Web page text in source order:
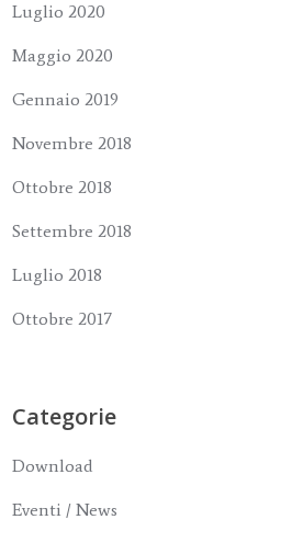
Luglio 2020
Maggio 2020
Gennaio 2019
Novembre 2018
Ottobre 2018
Settembre 2018
Luglio 2018
Ottobre 2017
Categorie
Download
Eventi / News